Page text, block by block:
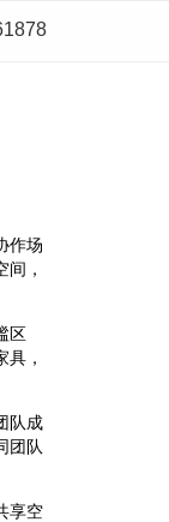
作场
，
区
，
队成
团队
享空